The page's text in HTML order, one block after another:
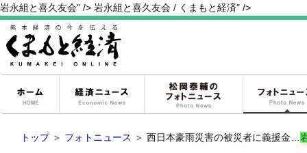
岩永組と喜久友会" /> 岩永組と喜久友会 / くまもと経済" />
経済ニュース
トップ ＞ フォトニュース ＞ 西日本豪雨災害の被災者に義援金…